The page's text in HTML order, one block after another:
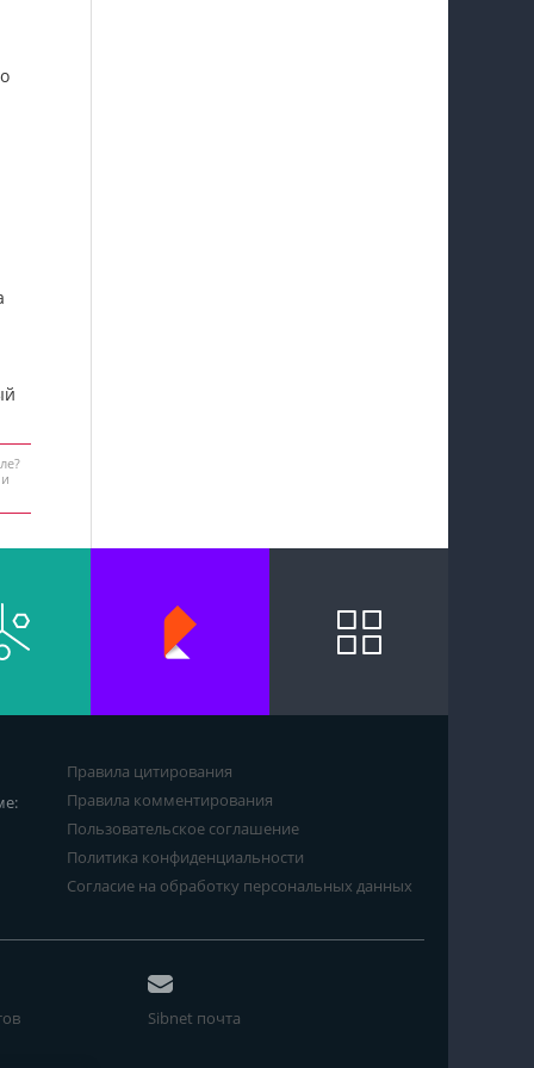
Правила цитирования
Правила комментирования
Пользовательское соглашение
Политика конфиденциальности
Согласие на обработку персональных данных
Sibnet почта